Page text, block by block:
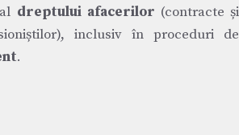
dreptului afacerilor (contracte și
inclusiv în proceduri de
.